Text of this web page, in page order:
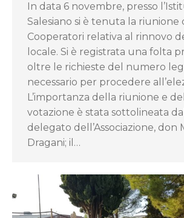
In data 6 novembre, presso
Salesiano si è tenuta la riunione
Cooperatori relativa al rinnovo
locale. Si è registrata una folta
oltre le richieste del numero
necessario per procedere
L’importanza della riunione e
votazione è stata sottolineata
delegato dell’Associazione, don
Dragani; il…